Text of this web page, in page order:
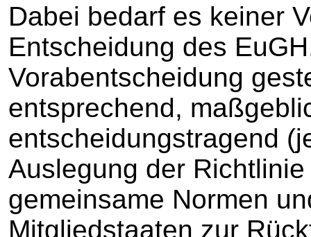
Dabei bedarf es keiner
Entscheidung des
Vorabentscheidung
entsprechend,
entscheidungstragend
Auslegung der
gemeinsame Normen
Mitgliedstaaten zur